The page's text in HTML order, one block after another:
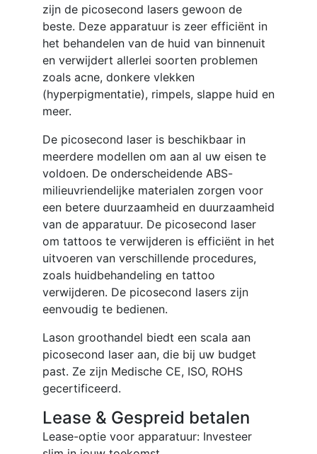
zijn de picosecond lasers gewoon de
beste. Deze apparatuur is zeer efficiënt in
het behandelen van de huid van binnenuit
en verwijdert allerlei soorten problemen
zoals acne, donkere vlekken
(hyperpigmentatie), rimpels, slappe huid en
meer.
De picosecond laser is beschikbaar in
meerdere modellen om aan al uw eisen te
voldoen. De onderscheidende ABS-
milieuvriendelijke materialen zorgen voor
een betere duurzaamheid en duurzaamheid
van de apparatuur. De picosecond laser
om tattoos te verwijderen is efficiënt in het
uitvoeren van verschillende procedures,
zoals huidbehandeling en tattoo
verwijderen. De picosecond lasers zijn
eenvoudig te bedienen.
Lason groothandel biedt een scala aan
picosecond laser aan, die bij uw budget
past. Ze zijn Medische CE, ISO, ROHS
gecertificeerd.
Lease & Gespreid betalen
Lease-optie voor apparatuur: Investeer